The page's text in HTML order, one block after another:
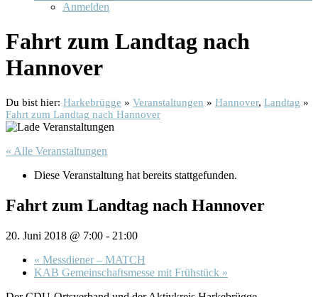
Anmelden
Fahrt zum Landtag nach
Hannover
Du bist hier: Harkebrügge » Veranstaltungen » Hannover, Landtag »
Fahrt zum Landtag nach Hannover
« Alle Veranstaltungen
Diese Veranstaltung hat bereits stattgefunden.
Fahrt zum Landtag nach Hannover
20. Juni 2018 @ 7:00 - 21:00
« Messdiener – MATCH
KAB Gemeinschaftsmesse mit Frühstück »